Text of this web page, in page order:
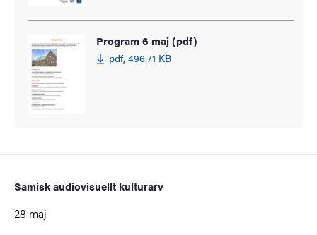
Program 6 maj (pdf)
pdf, 496.71 KB
Samisk audiovisuellt kulturarv
28 maj